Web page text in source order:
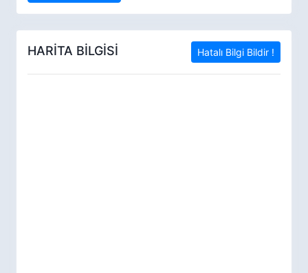
HARİTA BİLGİSİ Hatalı Bilgi Bildir !